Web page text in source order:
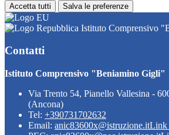
Accetta tutti Salva le preferenze
Istituto Comprensivo
Contatti
Istituto Comprensivo "Beniamino Gigli"
Via Trento 54, Pianello Vallesina -
(Ancona)
Tel: +390731702632
Email: anic83600x@istruzione.itLink